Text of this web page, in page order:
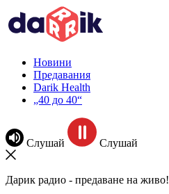
Новини
Предавания
Darik Health
„40 до 40“
Слушай Слушай
Дарик радио - предаване на живо!